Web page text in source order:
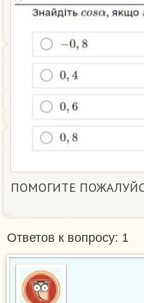
ПОМОГИТЕ
Ответов к вопросу: 1